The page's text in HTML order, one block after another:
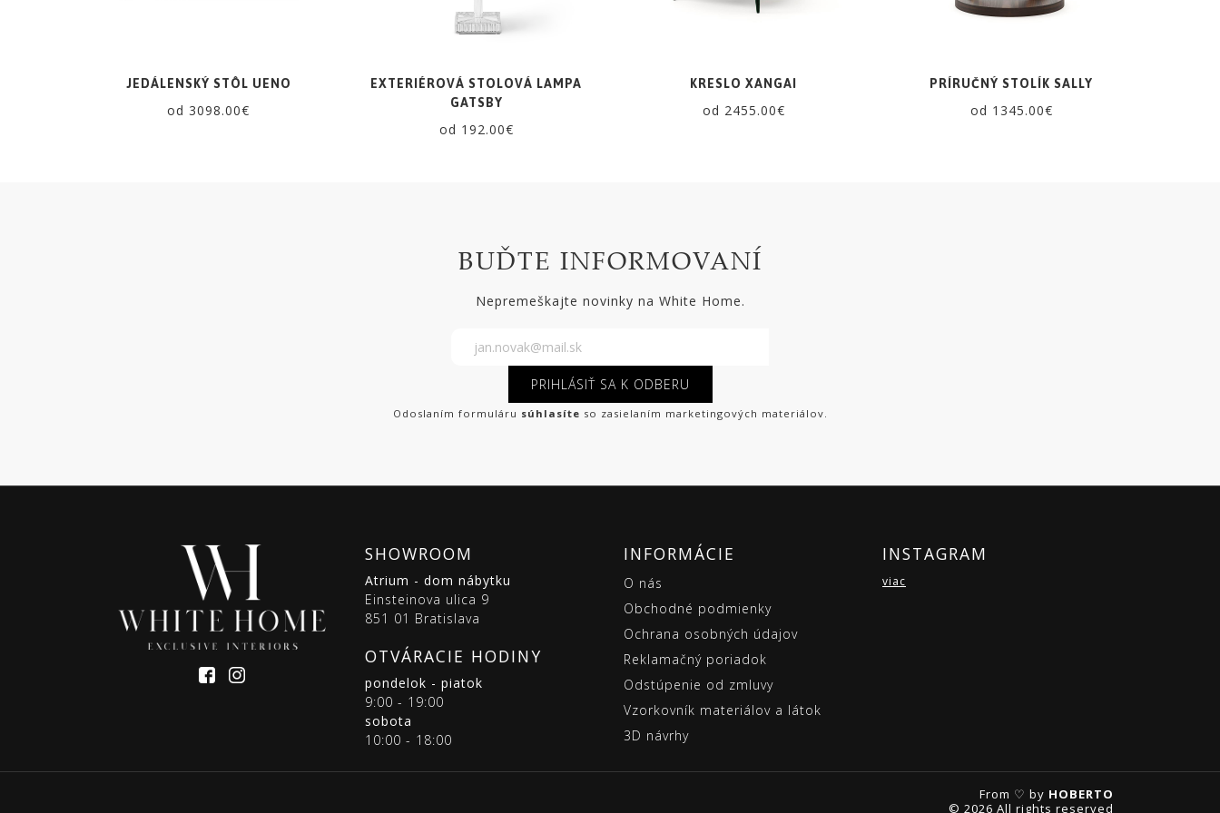
JEDÁLENSKÝ STÔL UENO
od 3098.00€
EXTERIÉROVÁ STOLOVÁ LAMPA
GATSBY
od 192.00€
KRESLO XANGAI
od 2455.00€
PRÍRUČNÝ STOLÍK SALLY
od 1345.00€
BUĎTE INFORMOVANÍ
Nepremeškajte novinky na White Home.
PRIHLÁSIŤ SA K ODBERU
Odoslaním formuláru súhlasíte so zasielaním marketingových materiálov.
SHOWROOM
Atrium - dom nábytku
Einsteinova ulica 9
851 01 Bratislava
OTVÁRACIE HODINY
pondelok - piatok
9:00 - 19:00
sobota
10:00 - 18:00
INFORMÁCIE
O nás
Obchodné podmienky
Ochrana osobných údajov
Reklamačný poriadok
Odstúpenie od zmluvy
Vzorkovník materiálov a látok
3D návrhy
INSTAGRAM
viac
From ♡ by HOBERTO
© 2026 All rights reserved